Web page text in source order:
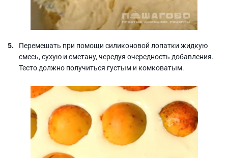
Перемешать при помощи силиконовой лопатки жидкую
смесь, сухую и сметану, чередуя очередность добавления.
Тесто должно получиться густым и комковатым.